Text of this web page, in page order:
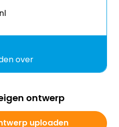
over
ontwerp
uploaden